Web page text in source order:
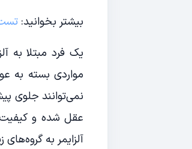
بیشتر بخوانید:
نمی‌توانند جلوی
عقل شده و کیفیت
آلزایمر به